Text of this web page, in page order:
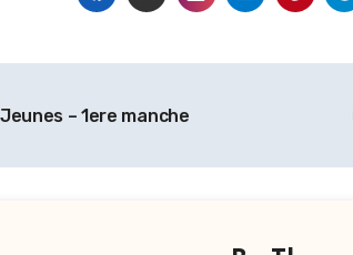
– 1ere manche